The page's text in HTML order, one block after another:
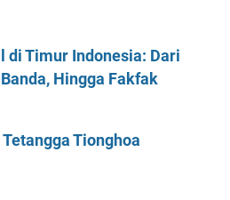
di Timur Indonesia: Dari
Hingga Fakfak
Tionghoa